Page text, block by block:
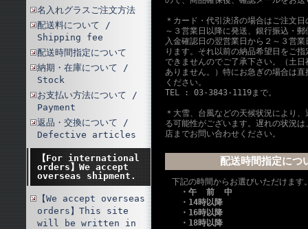
名入れグラスご注文方法
配送料について /
Shipping fee
配送時間指定について
納期・在庫について /
Stock
お支払い方法について /
Payment
返品・交換について /
Defective articles
【For international
orders】We accept
overseas shipment.
【We accept overseas
orders】This site
will be written in
＊カード・代引決済の場合はご注文
～３営業日以降に発送、銀行振込・
入金確認日の翌営業日から２～３営
ります。それ以前の納品希望日をご
できませんのでご了承下さい。（土日
ありません。）特にお急ぎの場合は直
ください。
TEL : 03-3843-1119まで。
＊大雪、台風などの天候状況により
る可能性がございます。遅れの状況
店までお問い合わせください。
配送時間指定につ
下記の時間からお選びいただけます
・午 前 中
・14時以降
・16時以降
・18時以降